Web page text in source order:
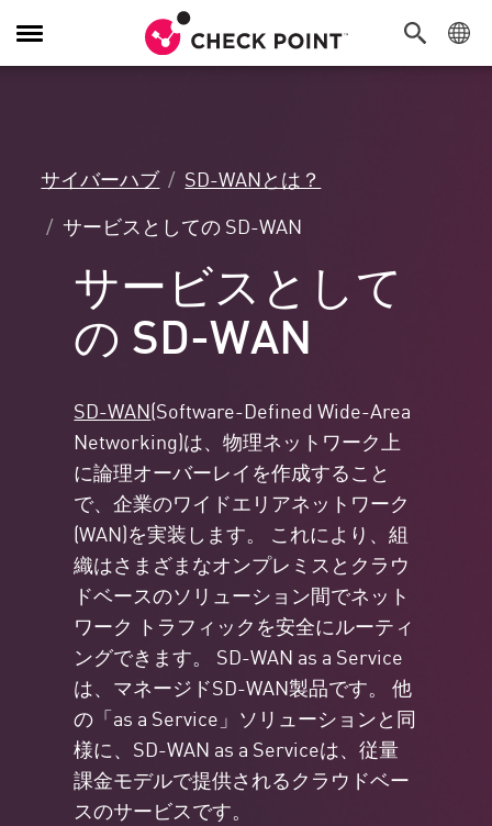
Toggle
Navigation
サイバーハブ
SD-WANとは？
サービスとしての SD-WAN
サービスとして
の SD-WAN
SD-WAN(Software-Defined Wide-Area
Networking)は、物理ネットワーク上
に論理オーバーレイを作成すること
で、企業のワイドエリアネットワーク
(WAN)を実装します。 これにより、組
織はさまざまなオンプレミスとクラウ
ドベースのソリューション間でネット
ワーク トラフィックを安全にルーティ
ングできます。 SD-WAN as a Service
は、マネージドSD-WAN製品です。 他
の「as a Service」ソリューションと同
様に、SD-WAN as a Serviceは、従量
課金モデルで提供されるクラウドベー
スのサービスです。